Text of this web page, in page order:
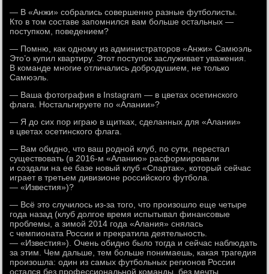
— В «Анжи» собрались совершенно разные футболисты.
Кто в том составе запомнился вам больше остальных —
поступком, поведением?
— Помню, как одному из администраторов «Анжи» Самюэль
Это’о купил квартиру. Этот поступок заслуживает уважения.
В команде многие отличались добродушием, не только
Самюэль.
— Ваша фотография в Instagram — в цветах осетинского
флага. Ностальгируете по «Алании»?
— Я до сих пор играю в щитках, сделанных для «Алании»
в цветах осетинского флага.
— Вам обидно, что ваш родной клуб, по сути, перестал
существовать (в 2016-м «Аланию» расформировали
и создали на ее базе новый клуб «Спартак», который сейчас
играет в третьем дивизионе российского футбола.
— «Известия»)?
— Всё это случилось из-за того, что произошло еще четыре
года назад (клуб долгое время испытывал финансовые
проблемы, а зимой 2014 года «Алания» снялась
с чемпионата России и прекратила деятельность.
— «Известия»). Очень обидно было тогда и сейчас наблюдать
за этим. Чем дальше, тем больше понимаешь, какая трагедия
произошла: один из самых футбольных регионов России
остался без профессиональной команды, без мечты